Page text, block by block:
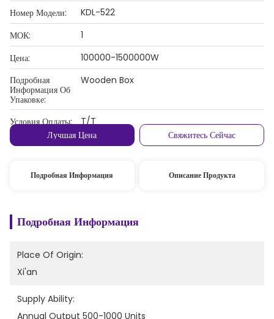
Номер Модели:
KDL-522
МОК:
1
Цена:
100000-1500000W
Подробная
Информация Об
Упаковке:
Wooden Box
Условия Оплаты:
T/T
Лучшая Цена
Свяжитесь Сейчас
Подробная Информация Описание Продукта
Подробная Информация
Place Of Origin:
Xi'an
Supply Ability:
Annual Output 500-1000 Units